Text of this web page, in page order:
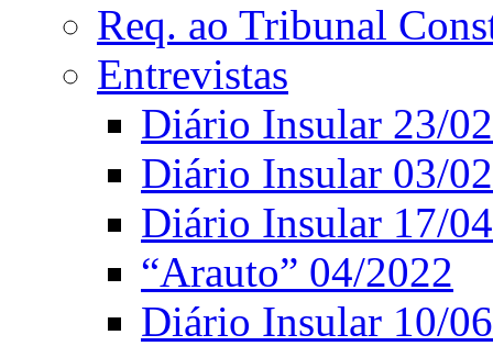
Req. ao Tribunal
Entrevistas
Diário Insular 23/
Diário Insular 03/
Diário Insular 17/
“Arauto” 04/2022
Diário Insular 10/